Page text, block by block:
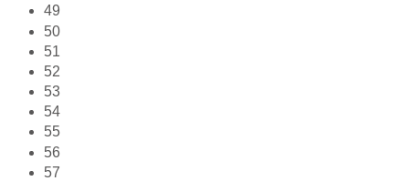
49
50
51
52
53
54
55
56
57